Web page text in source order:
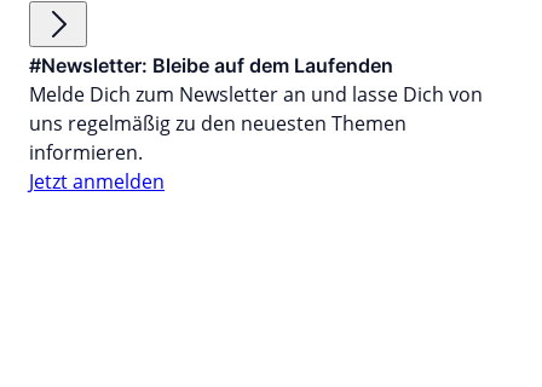
#Newsletter: Bleibe auf dem Laufenden
Melde Dich zum Newsletter an und lasse Dich von
uns regelmäßig zu den neuesten Themen
informieren.
Jetzt anmelden